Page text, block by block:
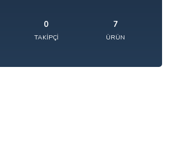
0
TAKIPÇI
7
ÜRÜN